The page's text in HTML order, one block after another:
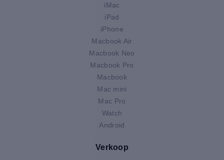
iMac
iPad
iPhone
Macbook Air
Macbook Neo
Macbook Pro
Macbook
Mac mini
Mac Pro
Watch
Android
Verkoop